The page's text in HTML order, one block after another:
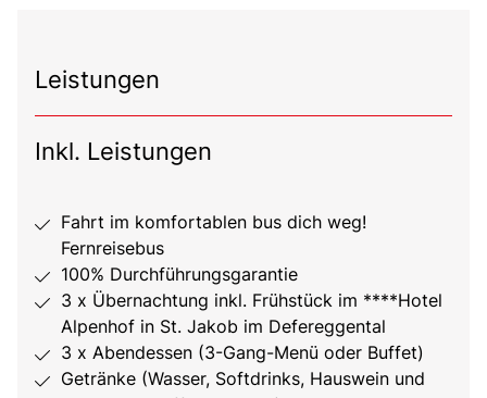
Leistungen
Inkl. Leistungen
Fahrt im komfortablen bus dich weg!
Fernreisebus
100% Durchführungsgarantie
3 x Übernachtung inkl. Frühstück im ****Hotel
Alpenhof in St. Jakob im Defereggental
3 x Abendessen (3-Gang-Menü oder Buffet)
Getränke (Wasser, Softdrinks, Hauswein und